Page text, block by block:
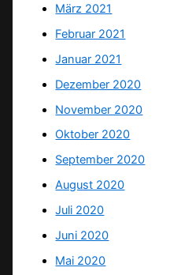
März 2021
Februar 2021
Januar 2021
Dezember 2020
November 2020
Oktober 2020
September 2020
August 2020
Juli 2020
Juni 2020
Mai 2020